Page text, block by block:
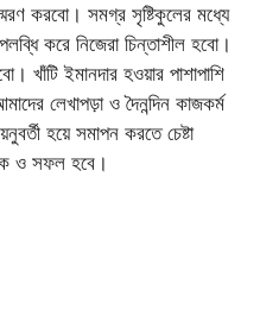
করবো। সমগ্র সৃষ্টিকুলের মধ্যে
করে নিজেরা চিন্তাশীল হবো।
খাঁটি ইমানদার হওয়ার পাশাপাশি
লেখাপড়া ও দৈনন্দিন কাজকর্ম
হয়ে সমাপন করতে চেষ্টা
ও সফল হবে।